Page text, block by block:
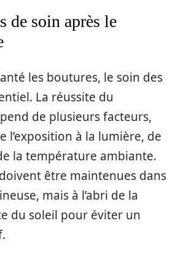
de soin après le
les boutures, le soin des
La réussite du
de plusieurs facteurs,
l’exposition à la lumière, de
la température ambiante.
être maintenues dans
mais à l’abri de la
du soleil pour éviter un